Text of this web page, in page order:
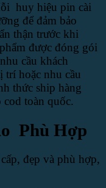
huy hiệu pin cài
để đảm bảo
thận trước khi
được đóng gói
cầu khách
trí hoặc nhu cầu
thức ship hàng
toàn quốc.
Phù Hợp
đẹp và phù hợp,